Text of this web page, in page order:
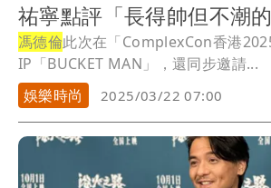
祐寧點評「長得帥但不潮的
馮德倫此次在「ComplexCon香港
IP「BUCKET MAN」，還同步邀請...
娛樂時尚
2025/03/22 07:00